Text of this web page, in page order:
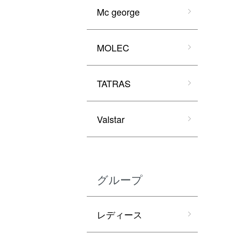
Mc george
MOLEC
TATRAS
Valstar
グループ
レディース